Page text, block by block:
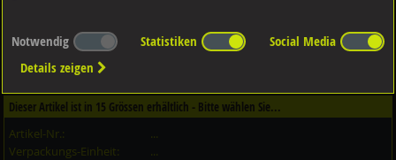
Dieser Artikel ist in 2Qualitäten erhältlich - Bitte wählen Sie...
Qualität / Oberfläche
Dieser Artikel ist in 15 Grössen erhältlich - Bitte wählen Sie...
Artikel-Nr.:
...
Verpackungs-Einheit:
...
Notwendig Statistiken
Social Media
Details zeigen